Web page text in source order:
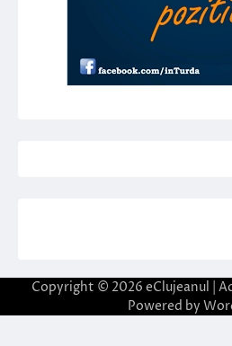
Copyright © 2026 eClujeanul |
Powered by